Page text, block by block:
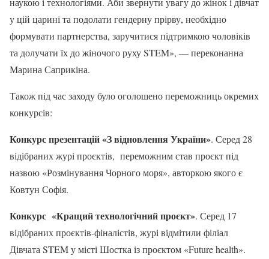
у цій царині та подолати гендерну прірву, необхідно
формувати партнерства, заручитися підтримкою чоловіків
та долучати їх до жіночого руху STEM», — переконанна
Марина Саприкіна.
Також під час заходу було оголошено переможниць окремих
конкурсів:
Конкурс презентацій«З відновлення України». Серед 28
відібраних журі проєктів, переможним став проєкт під
назвою «Розмінування Чорного моря», авторкою якого є
Ковтун Софія.
Конкурс «Кращий технологічний проєкт». Серед 17
відібраних проєктів-фіналістів, журі відмітили філіал
Дівчата STEM у місті Шостка із проєктом «Future health».